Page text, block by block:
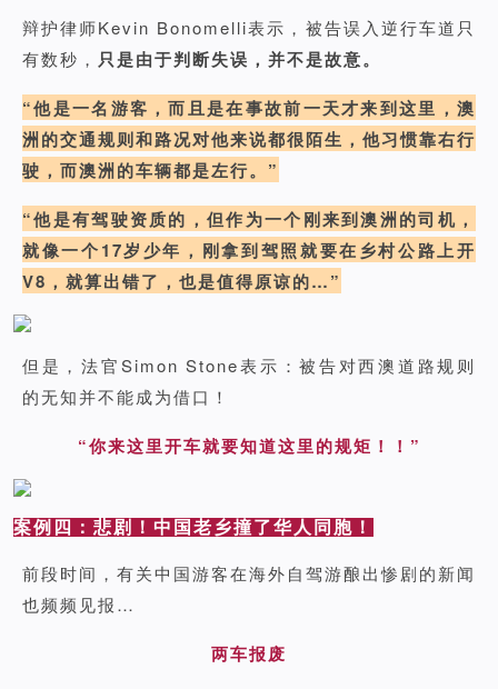
辩护律师Kevin Bonomelli表示，被告误入逆行车道只
有数秒， 只是由于判断失误，并不是故意。
“他是一名游客，而且是在事故前一天才来到这里，澳
洲的交通规则和路况对他来说都很陌生，他习惯靠右行
驶，而澳洲的车辆都是左行。”
“他是有驾驶资质的，但作为一个刚来到澳洲的司机，
就像一个17岁少年，刚拿到驾照就要在乡村公路上开
V8，就算出错了，也是值得原谅的…”
但是，法官Simon Stone表示：被告对西澳道路规则
的无知并不能成为借口！
“你来这里开车就要知道这里的规矩！！”
案例四：悲剧！中国老乡撞了华人同胞！
前段时间，有关中国游客在海外自驾游酿出惨剧的新闻
也频频见报…
两车报废